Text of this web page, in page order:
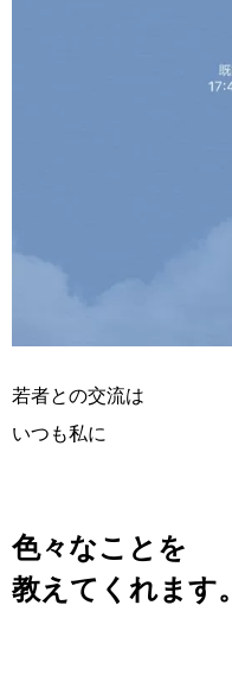
若者との交流は
いつも私に
色々なことを
教えてくれます。